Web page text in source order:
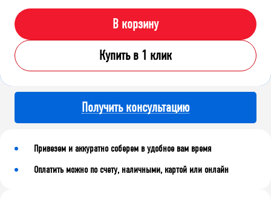
В корзину
Купить в 1 клик
Получить консультацию
Привезем и аккуратно соберем в удобное вам время
Оплатить можно по счету, наличными, картой или онлайн